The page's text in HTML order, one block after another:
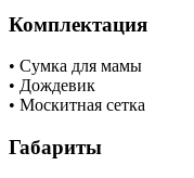
Комплектация
• Сумка для мамы
• Дождевик
• Москитная сетка
Габариты